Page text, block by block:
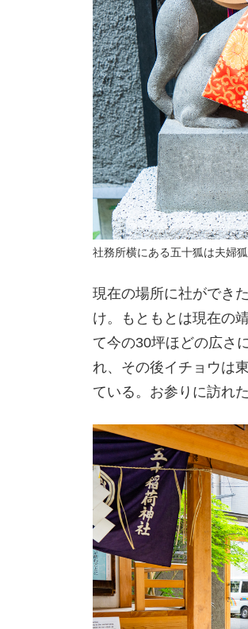
社務所横にある五十狐は夫婦狐
現在の場所に社ができ
け。もともとは現在の
て今の30坪ほどの広さ
れ、その後イチョウは
ている。お参りに訪れ